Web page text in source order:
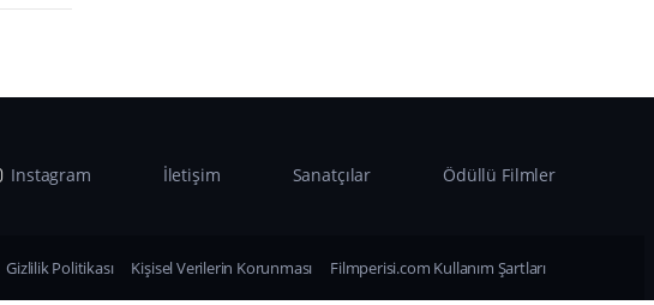
Instagram İletişim Sanatçılar Ödüllü Filmler
Gizlilik Politikası Kişisel Verilerin Korunması Filmperisi.com Kullanım Şartları